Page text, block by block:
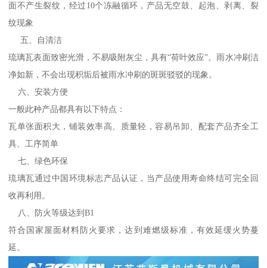
面不产生裂纹，经过10个冻融循环，产品无空鼓、起泡、剥离、裂
纹现象
五、自清洁
琉璃瓦表面致密光滑，不易吸附灰尘，具有“荷叶效应”。雨水冲刷洁
净如新，不会出现积垢后被雨水冲刷的斑斑驳驳的现象。
六、安装方便
一般此种产品都具有以下特点：
瓦单张面积大，铺装效率高、质量轻，容易吊卸、配套产品齐全工
具、工序简单
七、绿色环保
琉璃瓦通过中国环境标志产品认证，当产品使用寿命终结可完全回
收再利用。
八、防火等级达到B1
符合国家屋面材料防火要求，达到难燃级标准，有效延缓火势蔓
延。